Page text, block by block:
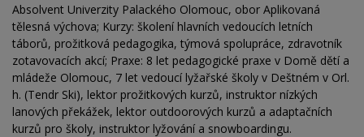
Absolvent Univerzity Palackého Olomouc, obor Aplikovaná
tělesná výchova; Kurzy: školení hlavních vedoucích letních
táborů, prožitková pedagogika, týmová spolupráce, zdravotník
zotavovacích akcí; Praxe: 8 let pedagogické praxe v Domě dětí a
mládeže Olomouc, 7 let vedoucí lyžařské školy v Deštném v Orl.
h. (Tendr Ski), lektor prožitkových kurzů, instruktor nízkých
lanových překážek, lektor outdoorových kurzů a adaptačních
kurzů pro školy, instruktor lyžování a snowboardingu.